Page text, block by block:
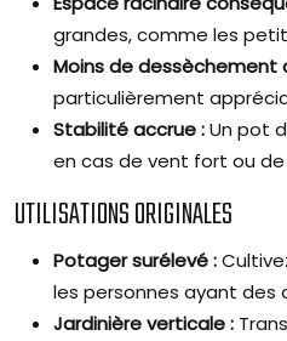
grandes, comme les
Moins de dessèchement
particulièrement
Stabilité accrue :Un pot
en cas de vent fort ou
UTILISATIONS ORIGINALES
Potager surélevé :
les personnes ayant des
Jardinière verticale :